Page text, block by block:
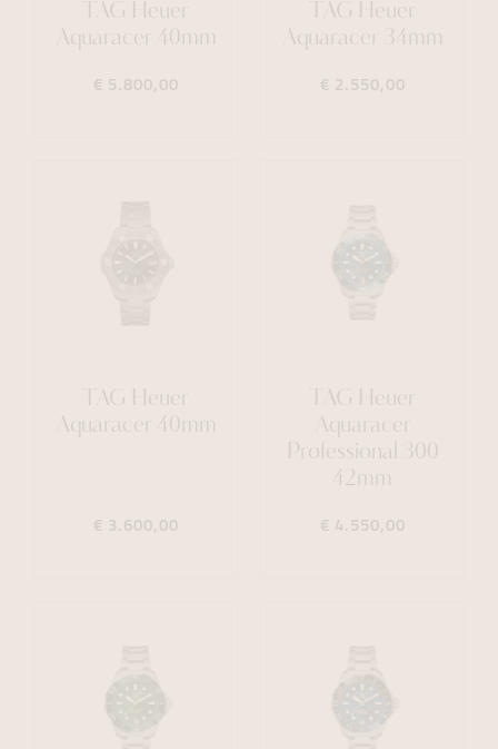
TAG Heuer
Aquaracer 40mm
€ 5.800,00
TAG Heuer
Aquaracer 34mm
€ 2.550,00
TAG Heuer
Aquaracer 40mm
€ 3.600,00
TAG Heuer
Aquaracer
Professional 300
42mm
€ 4.550,00